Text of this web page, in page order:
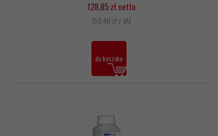
128,85 zł netto
158,48 zł z VAT
do koszyka